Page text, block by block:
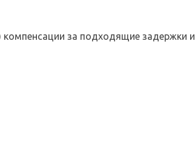
компенсации за подходящие задержки и